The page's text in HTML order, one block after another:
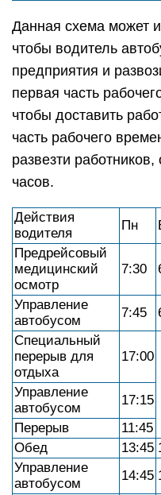
Данная схема может
чтобы водитель
предприятия и
первая часть
чтобы доставить
часть рабочего
развезти
часов.
Действия
водителя
Пн
Предрейсовый
медицинский
осмотр
7:30
Управление
автобусом
7:45
Специальный
перерыв для
отдыха
17:00
Управление
автобусом
17:15
Перерыв
11:45
Обед
13:45
Управление
автобусом
14:45